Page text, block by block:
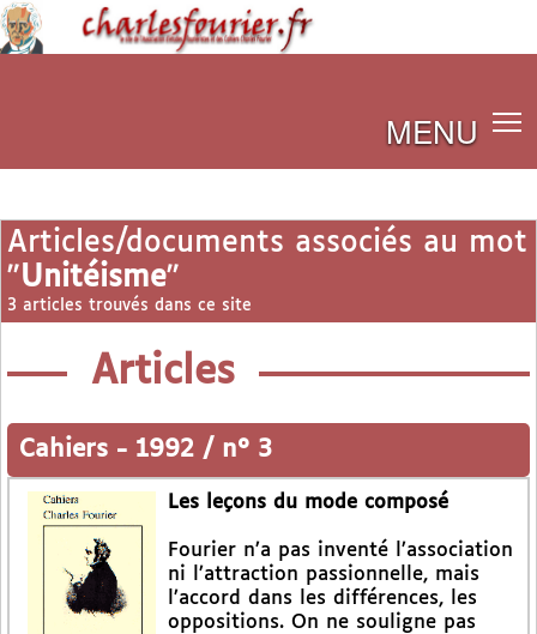
MENU
Articles/documents associés au mot
"Unitéisme"
3 articles trouvés dans ce site
Articles
Cahiers - 1992 / n° 3
Les leçons du mode composé
Fourier n’a pas inventé l’association
ni l’attraction passionnelle, mais
l’accord dans les différences, les
oppositions. On ne souligne pas